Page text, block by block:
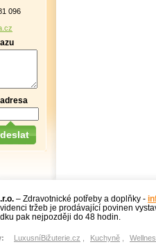
096
– Zdravotnické potřeby a doplňky -
tržeb je prodávající povinen
pak nejpozději do 48 hodin.
LuxusníBižuterie.cz Kuchyně